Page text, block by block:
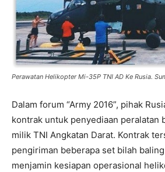
Perawatan Helikopter Mi-35P TNI AD Ke Rusia.
Dalam forum “Army 2016”, pihak
kontrak untuk penyediaan peralatan
milik TNI Angkatan Darat. Kontrak
pengiriman beberapa set bilah
menjamin kesiapan operasional